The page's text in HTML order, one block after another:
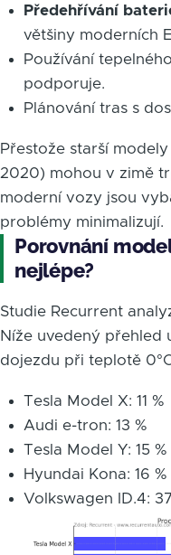
Předehřívání
většiny moderních
Používání
podporuje.
Plánování tras s
Přestože starší
2020) mohou v zimě
moderní vozy jsou
problémy minimalizují.
Porovnání
nejlépe?
Studie Recurrent
Níže uvedený přehled
dojezdu při teplotě
Tesla Model X: 11 %
Audi e-tron: 13 %
Tesla Model Y: 15 %
Hyundai Kona: 16 %
Volkswagen ID.4: